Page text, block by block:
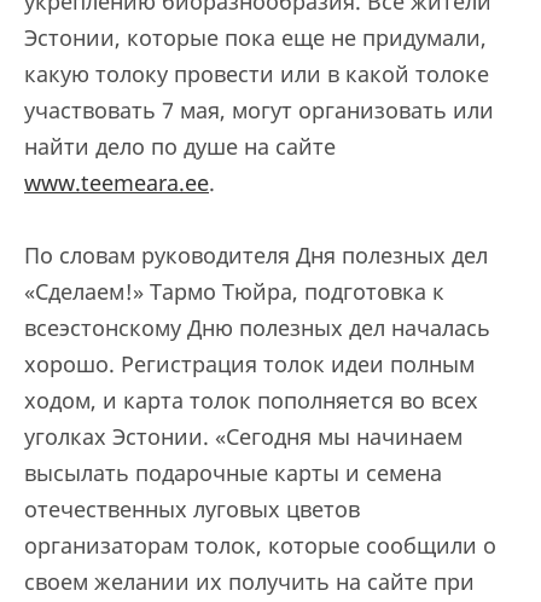
Эстонии, которые пока еще не придумали,
какую толоку провести или в какой толоке
участвовать 7 мая, могут организовать или
найти дело по душе на сайте
www.teemeara.ee.
По словам руководителя Дня полезных дел
«Сделаем!» Тармо Тюйра, подготовка к
всеэстонскому Дню полезных дел началась
хорошо. Регистрация толок идеи полным
ходом, и карта толок пополняется во всех
уголках Эстонии. «Сегодня мы начинаем
высылать подарочные карты и семена
отечественных луговых цветов
организаторам толок, которые сообщили о
своем желании их получить на сайте при